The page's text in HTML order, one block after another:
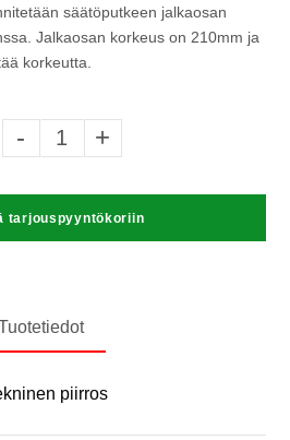
säätöputkeen jalkaosan
Jalkaosan korkeus on 210mm ja
korkeutta.
- +
tarjouspyyntökoriin
piirros